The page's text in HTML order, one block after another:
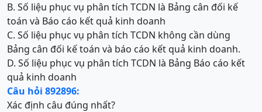
B. Số liệu phục vụ phân tích TCDN là Bảng cân đối kế
toán và Báo cáo kết quả kinh doanh
C. Số liệu phục vụ phân tích TCDN không cần dùng
Bảng cân đối kế toán và báo cáo kết quả kinh doanh.
D. Số liệu phục vụ phân tích TCDN là Bảng Báo cáo kết
quả kinh doanh
Câu hỏi 892896:
Xác định câu đúng nhất?